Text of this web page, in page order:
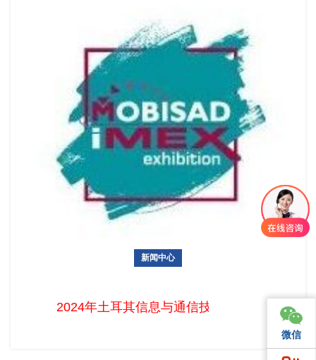
新闻中心
2024年土耳其信息与通信技术暨消费电子展
微信
微信